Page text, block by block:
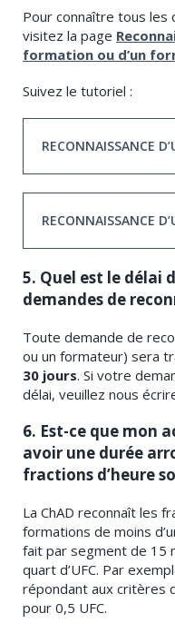
Pour connaître tous les
visitez la page
formation ou d’un
Suivez le tutoriel :
RECONNAISSANCE
RECONNAISSANCE
5. Quel est le délai
demandes de
Toute demande de
ou un formateur) sera
30 jours. Si votre
délai, veuillez nous
6. Est-ce que mon
avoir une durée
fractions d’heure
La ChAD reconnaît les
formations de moins
fait par segment de 15
quart d’UFC. Par
répondant aux critères
pour 0,5 UFC.